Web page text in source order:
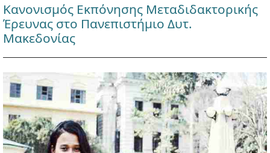
Κανονισμός Εκπόνησης Μεταδιδακτορικής
Έρευνας στο Πανεπιστήμιο Δυτ.
Μακεδονίας